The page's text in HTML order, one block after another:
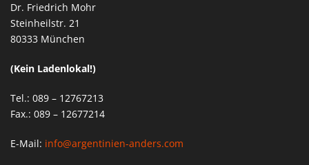
Dr. Friedrich Mohr
Steinheilstr. 21
80333 München
(Kein Ladenlokal!)
Tel.: 089 – 12767213
Fax.: 089 – 12677214
E-Mail: info@argentinien-anders.com